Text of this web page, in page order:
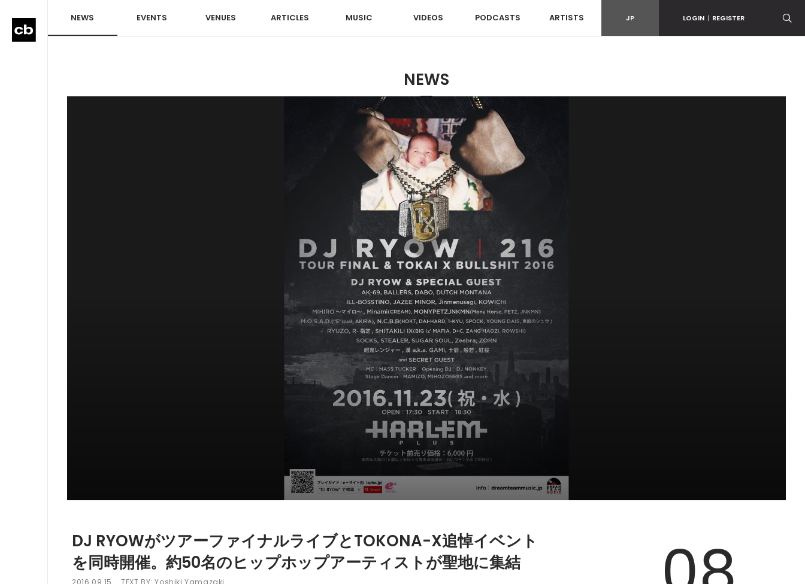
NEWS EVENTS VENUES ARTICLES MUSIC VIDEOS PODCASTS ARTISTS JP LOGIN | REGISTER
NEWS
DJ RYOWがツアーファイナルライブとTOKONA-X追悼イベント
を同時開催。約50名のヒップホップアーティストが聖地に集結
2016.09.15 TEXT BY:Yoshiki Yamazaki